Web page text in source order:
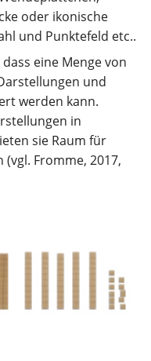
oder ikonische
und Punktefeld etc..
eine Menge von
und
werden kann.
in
sie Raum für
Fromme, 2017,